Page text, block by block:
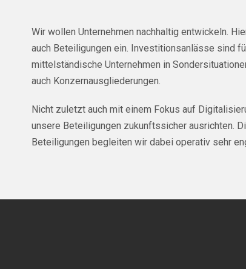
Wir wollen Unternehmen nachhaltig entwickeln.
auch Beteiligungen ein. Investitionsanlässe sind
mittelständische Unternehmen in
auch Konzernausgliederungen.
Nicht zuletzt auch mit einem Fokus auf
unsere Beteiligungen zukunftssicher ausrichten.
Beteiligungen begleiten wir dabei operativ sehr